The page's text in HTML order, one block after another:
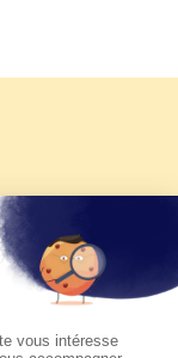
de KTO
Léon
sur KTO le